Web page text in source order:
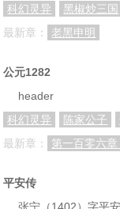
科幻灵异
黑椒炒三国
最新章：
老黑申明
公元1282
header
科幻灵异
陈家公子
最新章：
第一百零六
平安传